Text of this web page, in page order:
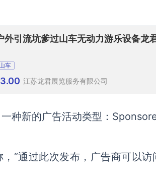
外引流坑爹过山车无动力游乐设备龙
车
江苏龙君展览服务有限公司
种新的广告活动类型：
“通过此次发布，广告商可以